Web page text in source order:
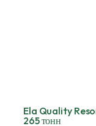
Ela Quality
265 тонн